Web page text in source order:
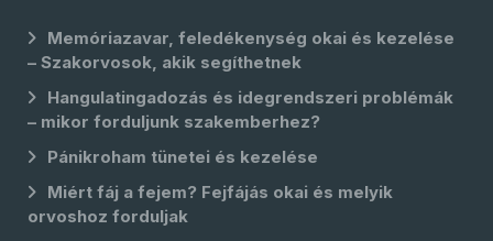
Memóriazavar, feledékenység okai és kezelése
– Szakorvosok, akik segíthetnek
Hangulatingadozás és idegrendszeri problémák
– mikor forduljunk szakemberhez?
Pánikroham tünetei és kezelése
Miért fáj a fejem? Fejfájás okai és melyik
orvoshoz forduljak